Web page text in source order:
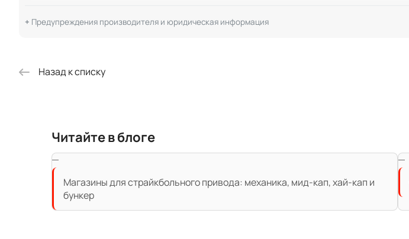
Предупреждения производителя и юридическая информация
Назад к списку
Читайте в блоге
Магазины для страйкбольного привода: механика, мид-кап, хай-кап и
бункер